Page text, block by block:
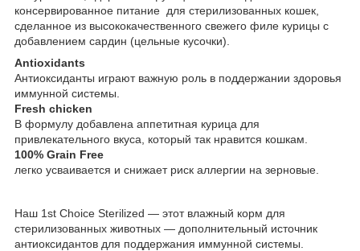
консервированное питание для стерилизованных кошек,
сделанное из высококачественного свежего филе курицы с
добавлением сардин (цельные кусочки).
Antioxidants
Антиоксиданты играют важную роль в поддержании здоровья
иммунной системы.
Fresh chicken
В формулу добавлена аппетитная курица для
привлекательного вкуса, который так нравится кошкам.
100% Grain Free
легко усваивается и снижает риск аллергии на зерновые.
Наш 1st Choice Sterilized — этот влажный корм для
стерилизованных животных — дополнительный источник
антиоксидантов для поддержания иммунной системы.